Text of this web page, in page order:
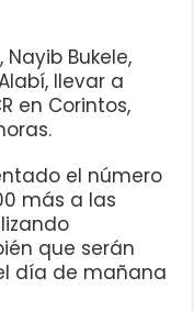
Bukele,
llevar a
en Corintos,
el número
más a las
que serán
día de mañana